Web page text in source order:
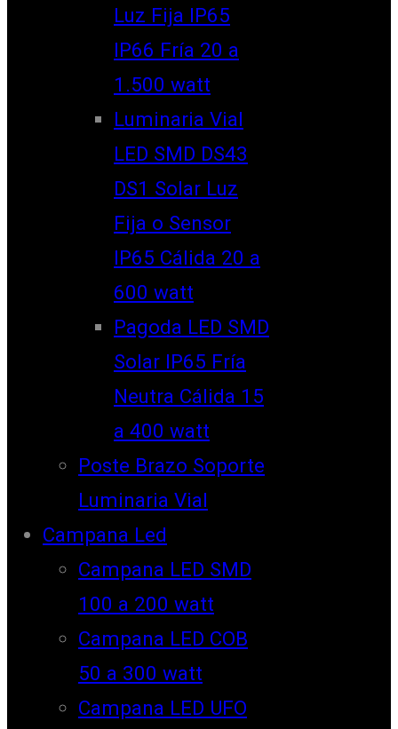
Luz Fija IP65
IP66 Fría 20 a
1.500 watt
Luminaria Vial
LED SMD DS43
DS1 Solar Luz
Fija o Sensor
IP65 Cálida 20 a
600 watt
Pagoda LED SMD
Solar IP65 Fría
Neutra Cálida 15
a 400 watt
Poste Brazo Soporte
Luminaria Vial
Campana Led
Campana LED SMD
100 a 200 watt
Campana LED COB
50 a 300 watt
Campana LED UFO